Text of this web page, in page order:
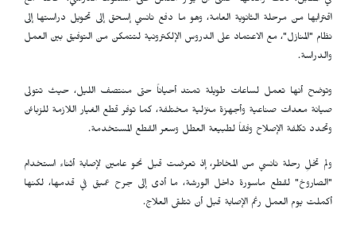
اقترابها من مرحلة الثانوية العامة، وهو ما دفع نانسي إسحق إلى تحويل دراستها إلى
نظام "المنازل"، مع الاعتماد على الدروس الإلكترونية لتتمكن من التوفيق بين العمل
والدراسة.
وتوضح أنها تعمل لساعات طويلة تمتد أحياناً حتى منتصف الليل، حيث تتولى
صيانة معدات صناعية وأجهزة منزلية مختلفة، كما توفر قطع الغيار اللازمة للزبائن
وتحدد تكلفة الإصلاح وفقاً لطبيعة العطل وسعر القطع المستخدمة.
ولم تخلِ رحلة نانسي من المخاطر، إذ تعرضت قبل نحو عامين لإصابة أثناء استخدام
"الصاروخ" لقطع ماسورة داخل الورشة، ما أدى إلى جرح عميق في قدمها، لكنها
أكملت يوم العمل رغم الإصابة قبل أن تتلقى العلاج.